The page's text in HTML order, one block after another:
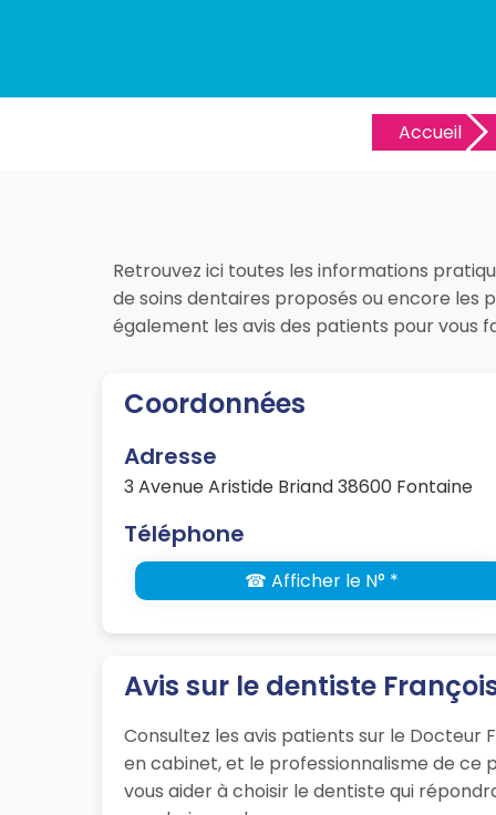
Accueil
Retrouvez ici toutes les informations
de soins dentaires proposés ou encore les
également les avis des patients pour vous
Coordonnées
Adresse
3 Avenue Aristide Briand 38600 Fontaine
Téléphone
☎ Afficher le N° *
Avis sur le dentiste
Consultez les avis patients sur le Docteur
en cabinet, et le professionnalisme de
vous aider à choisir le dentiste qui